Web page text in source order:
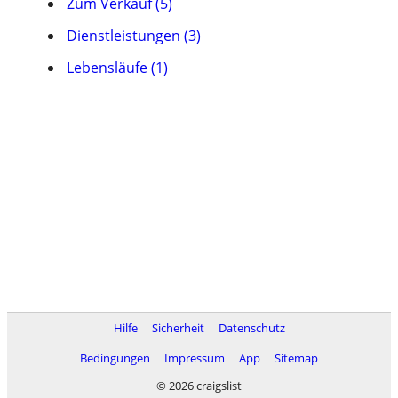
Dienstleistungen (3)
Lebensläufe (1)
Hilfe Sicherheit
Datenschutz
Bedingungen
Impressum App
Sitemap
© 2026 craigslist